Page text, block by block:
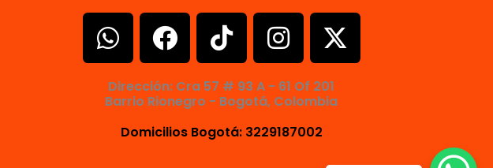
W
h
a
t
F
a
e
b
T
i
k
t
o
I
n
s
t
a
X
-
w
Dirección: Cra 57 # 93 A - 61 Of 201
Barrio Rionegro - Bogotá, Colombia
Domicilios Bogotá: 3229187002